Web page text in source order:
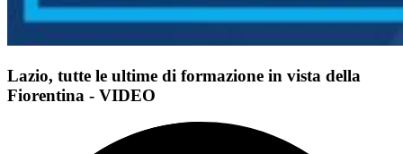
Lazio, tutte le ultime di formazione in vista della
Fiorentina - VIDEO